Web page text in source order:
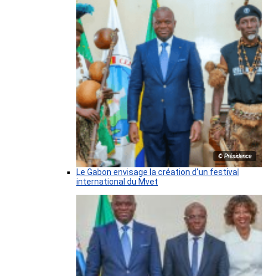
© Présidence
Le Gabon envisage la création d’un festival
international du Mvet